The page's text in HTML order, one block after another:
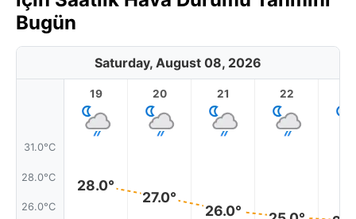
Bugün
Saturday, August 08, 2026
31.0°C
28.0°C
26.0°C
19
28.0°
20
27.0°
21
26.0°
22